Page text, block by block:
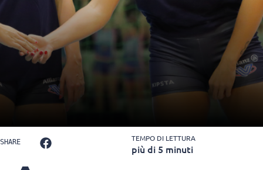
SHARE TEMPO DI LETTURA
più di 5 minuti